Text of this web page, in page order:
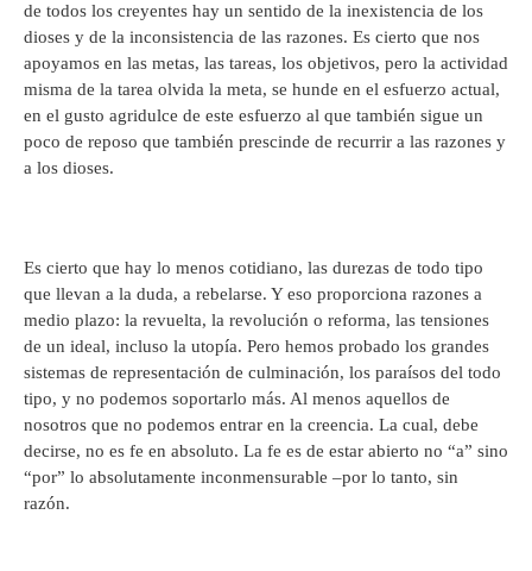
de todos los creyentes hay un sentido de la inexistencia de los
dioses y de la inconsistencia de las razones. Es cierto que nos
apoyamos en las metas, las tareas, los objetivos, pero la actividad
misma de la tarea olvida la meta, se hunde en el esfuerzo actual,
en el gusto agridulce de este esfuerzo al que también sigue un
poco de reposo que también prescinde de recurrir a las razones y
a los dioses.
Es cierto que hay lo menos cotidiano, las durezas de todo tipo
que llevan a la duda, a rebelarse. Y eso proporciona razones a
medio plazo: la revuelta, la revolución o reforma, las tensiones
de un ideal, incluso la utopía. Pero hemos probado los grandes
sistemas de representación de culminación, los paraísos del todo
tipo, y no podemos soportarlo más. Al menos aquellos de
nosotros que no podemos entrar en la creencia. La cual, debe
decirse, no es fe en absoluto. La fe es de estar abierto no “a” sino
“por” lo absolutamente inconmensurable –por lo tanto, sin
razón.